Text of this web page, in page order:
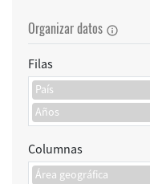
Organizar datos
Filas
País
Años
Columnas
Área geográfica